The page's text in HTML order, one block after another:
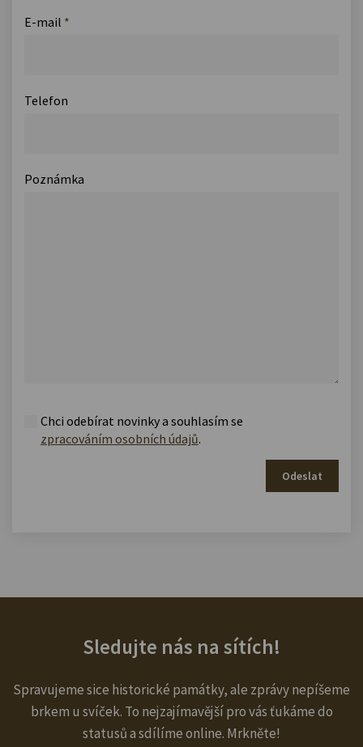
E-mail *
Telefon
Poznámka
Chci odebírat novinky a souhlasím se
zpracováním osobních údajů.
Odeslat
Sledujte nás na sítích!
Spravujeme sice historické památky, ale zprávy nepíšeme
brkem u svíček. To nejzajímavější pro vás ťukáme do
statusů a sdílíme online. Mrkněte!